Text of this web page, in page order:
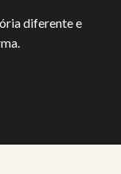
diferente e